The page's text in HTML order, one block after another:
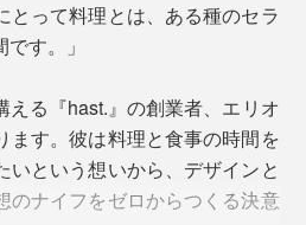
シルバー
イズである「ユーティリティナ
「パーリングナイフ」と合わせ
とって料理とは、ある種のセラ
す。」
える『hast.』の創業者、エリオ
ます。彼は料理と食事の時間を
いという想いから、デザインと
のナイフをゼロからつくる決意